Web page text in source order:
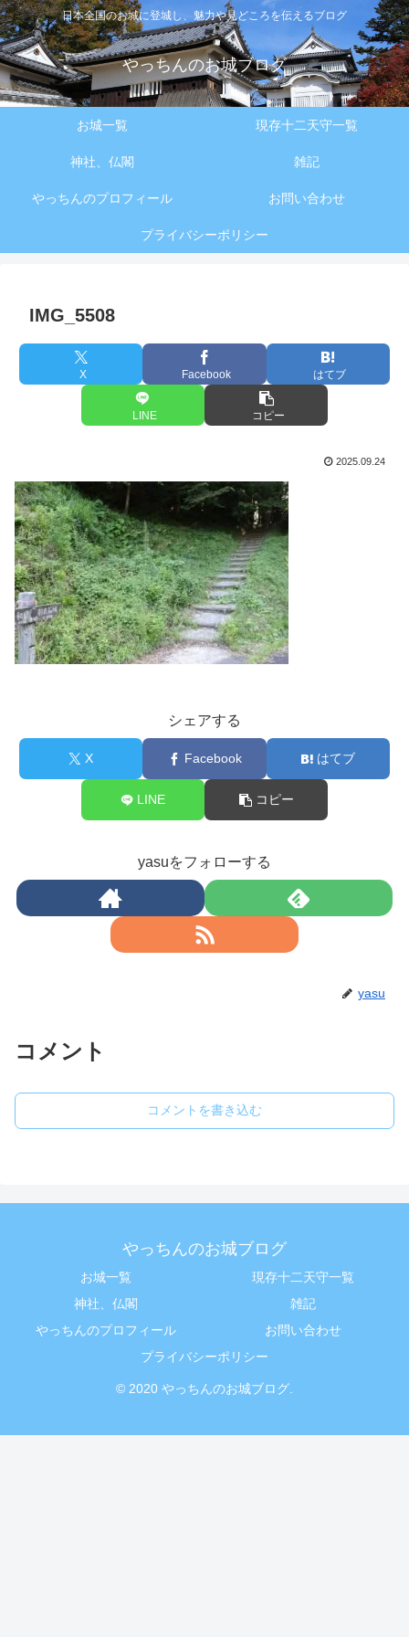
日本全国のお城に登城し、魅力や見どころを伝えるブログ
やっちんのお城ブログ
お城一覧 現存十二天守一覧
神社、仏閣 雑記
やっちんのプロフィール お問い合わせ
プライバシーポリシー
IMG_5508
X Facebook はてブ
LINE コピー
2025.09.24
シェアする
X Facebook はてブ
LINE コピー
yasuをフォローする
yasu
コメント
コメントを書き込む
やっちんのお城ブログ
お城一覧
現存十二天守一覧
神社、仏閣
雑記
やっちんのプロフィール
お問い合わせ
プライバシーポリシー
© 2020 やっちんのお城ブログ.